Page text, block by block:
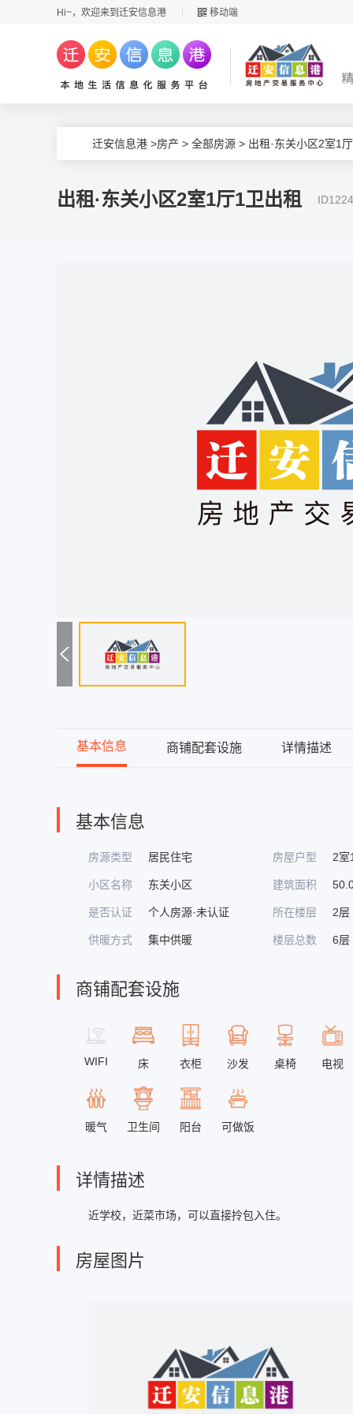
Hi~，欢迎来到迁安信息港 移动端
迁安信息港 >房产 > 全部房源 > 出租·东关小区2室1
出租·东关小区2室1厅1卫出租
基本信息 商铺配套设施 详情描述
基本信息
房源类型 居民住宅 房屋户型 2室
小区名称 东关小区 建筑面积
是否认证 个人房源·未认证 所在楼层 2层
供暖方式 集中供暖 楼层总数 6层
商铺配套设施
WIFI 床 衣柜 沙发 桌椅 电视
暖气 卫生间 阳台 可做饭
详情描述
近学校，近菜市场，可以直接拎包入住。
房屋图片